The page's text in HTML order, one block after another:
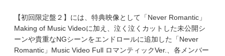
【初回限定盤２】には、特典映像として「Never Romantic」
Making of Music Videoに加え、泣く泣くカットした未公開シ
ーンや貴重なNGシーンをエンドロールに追加した「Never
Romantic」Music Video Full ロマンティックVer.、各メンバー